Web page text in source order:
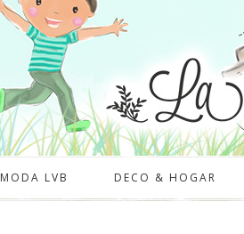
MODA LVB DECO & HOGAR